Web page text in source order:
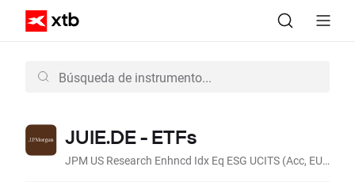
JUIE.DE - ETFs
JPM US Research Enhncd Idx Eq ESG UCITS (Acc, EUR)